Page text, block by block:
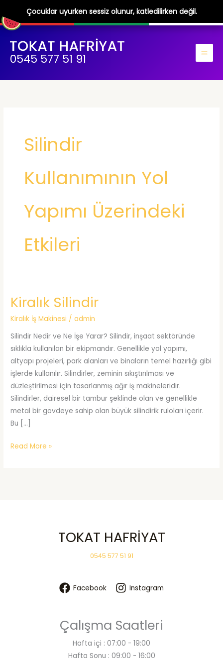
Çocuklar uyurken sessiz olunur, katledilirken değil.
İçeriğe
atla
0545 577 51 91
Silindir
Kullanımının Yol
Yapımı Üzerindeki
Etkileri
Kiralık Silindir
Kiralık İş Makinesi /admin
Silindir Nedir ve Ne İşe Yarar? Silindir, inşaat sektöründe
sıklıkla kullanılan bir ekipmandır. Genellikle yol yapımı,
altyapı projeleri, park alanları ve binaların temel hazırlığı gibi
işlerde kullanılır. Silindirler, zeminin sıkıştırılması ve
düzleştirilmesi için tasarlanmış ağır iş makineleridir.
Silindirler, dairesel bir tambur şeklinde olan ve genellikle
metal bir gövdeye sahip olan büyük silindirik ruloları içerir.
Bu […]
Kiralık
Read More »
TOKAT HAFRİYAT
0545 577 51 91
Facebook Instagram
Çalışma Saatleri
Hafta içi : 07:00 - 19:00
Hafta Sonu : 09:00 - 16:00